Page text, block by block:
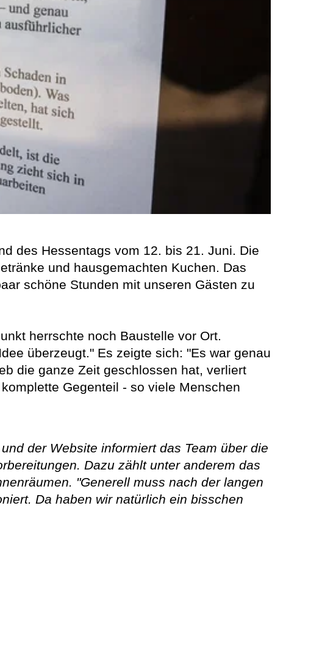
des Hessentags vom 12. bis 21. Juni. Die
und hausgemachten Kuchen. Das
schöne Stunden mit unseren Gästen zu
herrschte noch Baustelle vor Ort.
überzeugt." Es zeigte sich: "Es war genau
die ganze Zeit geschlossen hat, verliert
Gegenteil - so viele Menschen
der Website informiert das Team über die
Dazu zählt unter anderem das
"Generell muss nach der langen
Da haben wir natürlich ein bisschen